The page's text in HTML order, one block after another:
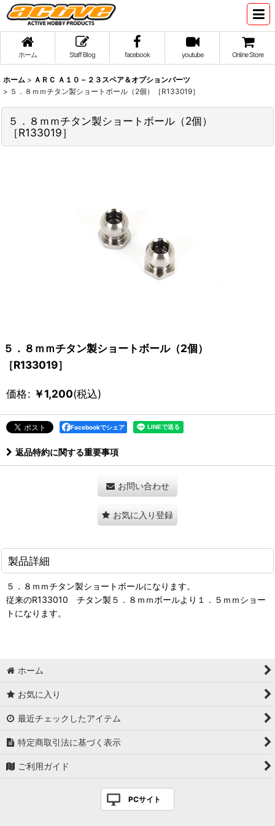
ホーム Staff Blog facebook youtube Online Store
ホーム > ＡＲＣ Ａ１０－２３スペア＆オプションパーツ
> ５．８ｍｍチタン製ショートボール（2個）［R133019］
５．８ｍｍチタン製ショートボール（2個）
［R133019］
５．８ｍｍチタン製ショートボール（2個）
［R133019］
価格: ￥1,200(税込)
Facebookでシェア
返品特約に関する重要事項
お問い合わせ
お気に入り登録
製品詳細
５．８ｍｍチタン製ショートボールになります。
従来のR133010 チタン製５．８ｍｍボールより１．５ｍｍショー
トになります。
ホーム
お気に入り
最近チェックしたアイテム
特定商取引法に基づく表示
ご利用ガイド
PCサイト